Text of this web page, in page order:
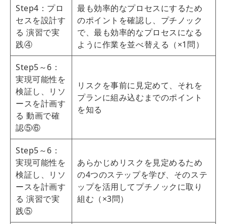
Step4：プロ
セスを設計す
る 演習で実
践④
最も効率的なプロセスにするため
のポイントを確認し、プチノック
で、最も効率的なプロセスになる
ように作業を並べ替える（×1問）
Step5～6：
実現可能性を
検証し、リソ
ースを計画す
る 動画で確
認⑤⑥
リスクを事前に見定めて、それを
プランに組み込むまでのポイント
を知る
Step5～6：
実現可能性を
検証し、リソ
ースを計画す
る 演習で実
践⑤
あらかじめリスクを見定めるため
の4つのステップを学び、そのステ
ップを活用してプチノックに取り
組む（×3問）